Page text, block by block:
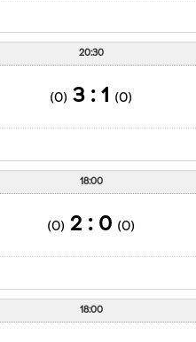
20:30
(0)
1 : 3
(0)
18:00
(0)
0 : 2
(0)
18:00